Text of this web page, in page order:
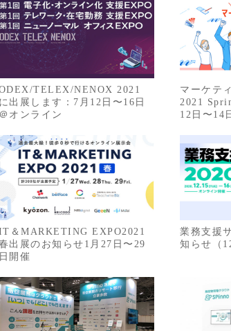
TELEX/NENOX 2021
に出展します：7月12日〜16日
＠オンライン
マーケテ
2021
12日〜14
＆MARKETING EXPO2021
出展のお知らせ1月27日〜29
日開催
業務支援
知らせ（